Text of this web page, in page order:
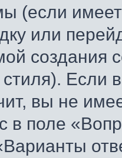
(если
или
создания
стиля). Если
вы не
в поле